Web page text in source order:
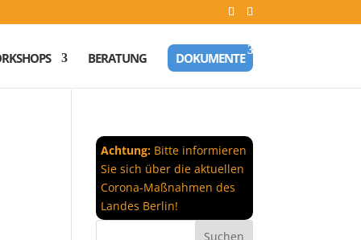
BERATUNG DOKUMENTE
Achtung: Bitte informieren
Sie sich über die aktuellen
Corona-Maßnahmen des
Landes Berlin!